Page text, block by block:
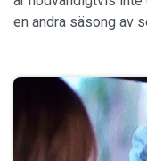
en andra säsong av